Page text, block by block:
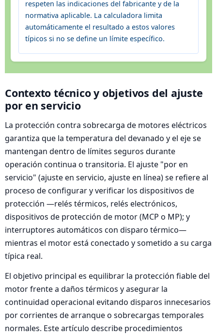
respeten las indicaciones del fabricante y de la
normativa aplicable. La calculadora limita
automáticamente el resultado a estos valores
típicos si no se define un límite específico.
Contexto técnico y objetivos del ajuste
por en servicio
La protección contra sobrecarga de motores eléctricos
garantiza que la temperatura del devanado y el eje se
mantengan dentro de límites seguros durante
operación continua o transitoria. El ajuste "por en
servicio" (ajuste en servicio, ajuste en línea) se refiere al
proceso de configurar y verificar los dispositivos de
protección —relés térmicos, relés electrónicos,
dispositivos de protección de motor (MCP o MP); y
interruptores automáticos con disparo térmico—
mientras el motor está conectado y sometido a su carga
típica real.
El objetivo principal es equilibrar la protección fiable del
motor frente a daños térmicos y asegurar la
continuidad operacional evitando disparos innecesarios
por corrientes de arranque o sobrecargas temporales
normales. Este artículo describe procedimientos